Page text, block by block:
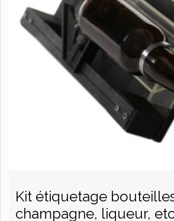
Kit étiquetage
champagne, liqueur,